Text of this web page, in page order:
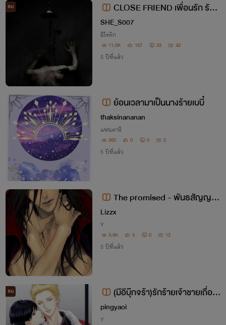
จบ
CLOSE FRIEND เพื่อนรัก รักเ
พื่อน
SHE_S007
อีโรติก
11.0K 157 23 42
5 ปีที่แล้ว
ย้อนเวลามาเป็นนางร้ายเบบี๋
thaksinananan
แฟนตาซี
350 0 0 2
5 ปีที่แล้ว
The promised - พันธสัญญาสี
เลือด
Lizzx
Y
3.5K 3 0 12
5 ปีที่แล้ว
จบ
(มีอีบุ๊กจร้า)รักร้ายเจ้าชายเถื่อน
(yaoi)
pingyaoi
Y